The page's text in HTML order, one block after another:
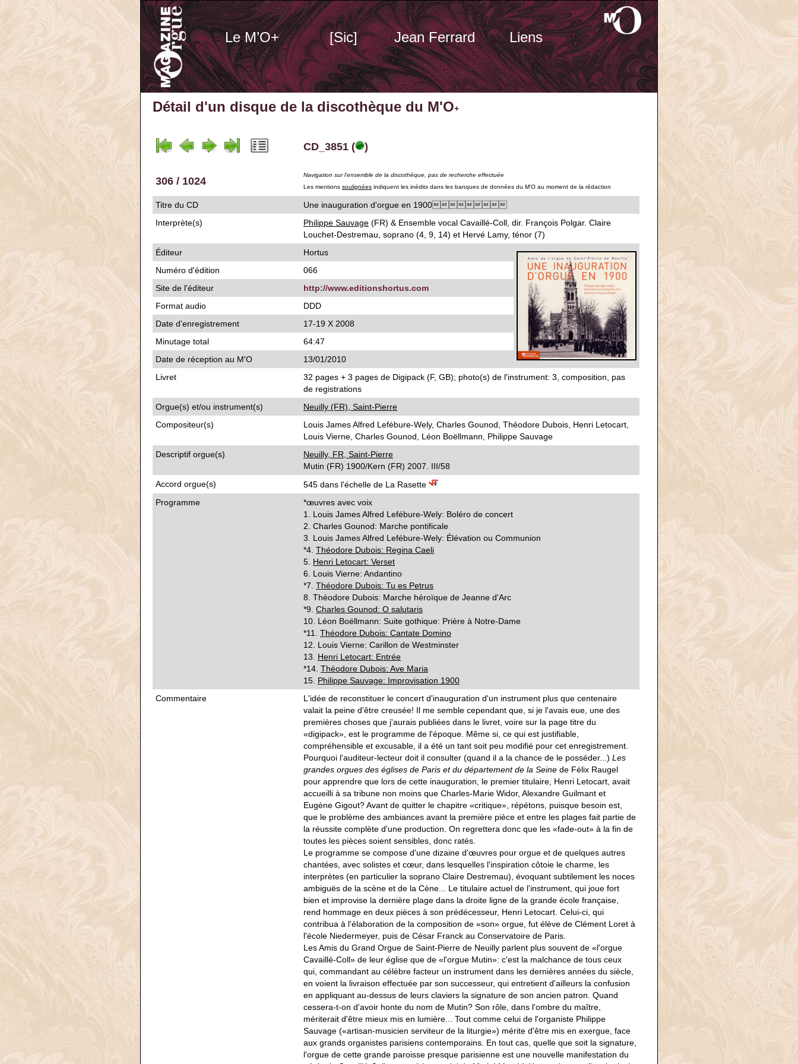
Le M’O+ [Sic] Jean Ferrard Liens
Détail d'un disque de la discothèque du M'O+
CD_3851 ( )
306 / 1024
Navigation sur l'ensemble de la discothèque, pas de recherche effectuée
Les mentions soulignées indiquent les inédits dans les banques de données du M'O au moment de la rédaction
Titre du CD
Une inauguration d'orgue en 1900
Interprète(s)
Philippe Sauvage (FR) & Ensemble vocal Cavaillé-Coll, dir. François Polgar. Claire
Louchet-Destremau, soprano (4, 9, 14) et Hervé Lamy, ténor (7)
Éditeur
Hortus
Numéro d'édition
066
Site de l'éditeur
http://www.editionshortus.com
Format audio
DDD
Date d'enregistrement
17-19 X 2008
Minutage total
64:47
Date de réception au M'O
13/01/2010
Livret
32 pages + 3 pages de Digipack (F, GB); photo(s) de l'instrument: 3, composition, pas
de registrations
Orgue(s) et/ou instrument(s)
Neuilly (FR), Saint-Pierre
Compositeur(s)
Louis James Alfred Lefébure-Wely, Charles Gounod, Théodore Dubois, Henri Letocart,
Louis Vierne, Charles Gounod, Léon Boëllmann, Philippe Sauvage
Descriptif orgue(s)
Neuilly, FR, Saint-Pierre
Mutin (FR) 1900/Kern (FR) 2007. III/58
Accord orgue(s)
545 dans l'échelle de La Rasette
Programme
*œuvres avec voix
1. Louis James Alfred Lefébure-Wely: Boléro de concert
2. Charles Gounod: Marche pontificale
3. Louis James Alfred Lefébure-Wely: Élévation ou Communion
*4. Théodore Dubois: Regina Caeli
5. Henri Letocart: Verset
6. Louis Vierne: Andantino
*7. Théodore Dubois: Tu es Petrus
8. Théodore Dubois: Marche héroïque de Jeanne d'Arc
*9. Charles Gounod: O salutaris
10. Léon Boëllmann: Suite gothique: Prière à Notre-Dame
*11. Théodore Dubois: Cantate Domino
12. Louis Vierne: Carillon de Westminster
13. Henri Letocart: Entrée
*14. Théodore Dubois: Ave Maria
15. Philippe Sauvage: Improvisation 1900
Commentaire
L'idée de reconstituer le concert d'inauguration d'un instrument plus que centenaire
valait la peine d'être creusée! Il me semble cependant que, si je l'avais eue, une des
premières choses que j'aurais publiées dans le livret, voire sur la page titre du
«digipack», est le programme de l'époque. Même si, ce qui est justifiable,
compréhensible et excusable, il a été un tant soit peu modifié pour cet enregistrement.
Pourquoi l'auditeur-lecteur doit il consulter (quand il a la chance de le posséder...) Les
grandes orgues des églises de Paris et du département de la Seine de Félix Raugel
pour apprendre que lors de cette inauguration, le premier titulaire, Henri Letocart, avait
accueilli à sa tribune non moins que Charles-Marie Widor, Alexandre Guilmant et
Eugène Gigout? Avant de quitter le chapitre «critique», répétons, puisque besoin est,
que le problème des ambiances avant la première pièce et entre les plages fait partie de
la réussite complète d'une production. On regrettera donc que les «fade-out» à la fin de
toutes les pièces soient sensibles, donc ratés.
Le programme se compose d'une dizaine d'œuvres pour orgue et de quelques autres
chantées, avec solistes et cœur, dans lesquelles l'inspiration côtoie le charme, les
interprètes (en particulier la soprano Claire Destremau), évoquant subtilement les noces
ambiguës de la scène et de la Cène... Le titulaire actuel de l'instrument, qui joue fort
bien et improvise la dernière plage dans la droite ligne de la grande école française,
rend hommage en deux pièces à son prédécesseur, Henri Letocart. Celui-ci, qui
contribua à l'élaboration de la composition de «son» orgue, fut élève de Clément Loret à
l'école Niedermeyer, puis de César Franck au Conservatoire de Paris.
Les Amis du Grand Orgue de Saint-Pierre de Neuilly parlent plus souvent de «l'orgue
Cavaillé-Coll» de leur église que de «l'orgue Mutin»: c'est la malchance de tous ceux
qui, commandant au célèbre facteur un instrument dans les dernières années du siècle,
en voient la livraison effectuée par son successeur, qui entretient d'ailleurs la confusion
en appliquant au-dessus de leurs claviers la signature de son ancien patron. Quand
cessera-t-on d'avoir honte du nom de Mutin? Son rôle, dans l'ombre du maître,
mériterait d'être mieux mis en lumière... Tout comme celui de l'organiste Philippe
Sauvage («artisan-musicien serviteur de la liturgie») mérite d'être mis en exergue, face
aux grands organistes parisiens contemporains. En tout cas, quelle que soit la signature,
l'orgue de cette grande paroisse presque parisienne est une nouvelle manifestation du